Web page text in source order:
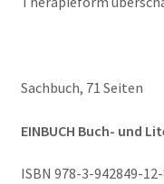
Sachbuch, 71 Seiten
EINBUCH Buch- und
ISBN 978-3-942849-